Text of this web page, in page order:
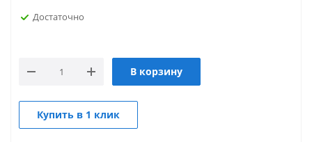
Достаточно
В корзину
Купить в 1 клик